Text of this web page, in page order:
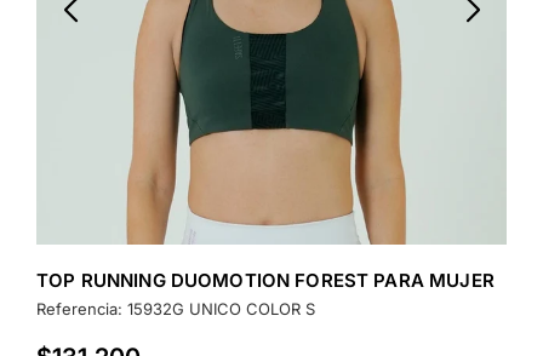
TOP RUNNING DUOMOTION FOREST PARA MUJER
Referencia: 15932G UNICO COLOR S